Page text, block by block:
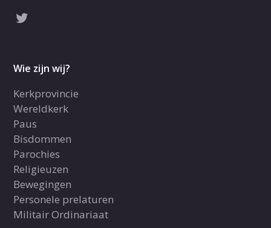
Wie zijn wij?
Kerkprovincie
Wereldkerk
Paus
Bisdommen
Parochies
Religieuzen
Bewegingen
Personele prelaturen
Militair Ordinariaat